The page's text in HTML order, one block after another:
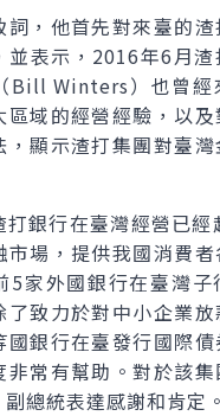
，他首先對來臺的渣
並表示，2016年6月
Bill Winters）也曾
區域的經營經驗，以
，顯示渣打集團對臺
打銀行在臺灣經營已
市場，提供我國消費
5家外國銀行在臺灣子
了致力於對中小企業
國銀行在臺發行國際
非常有幫助。對於該
總統表達感謝和肯定。